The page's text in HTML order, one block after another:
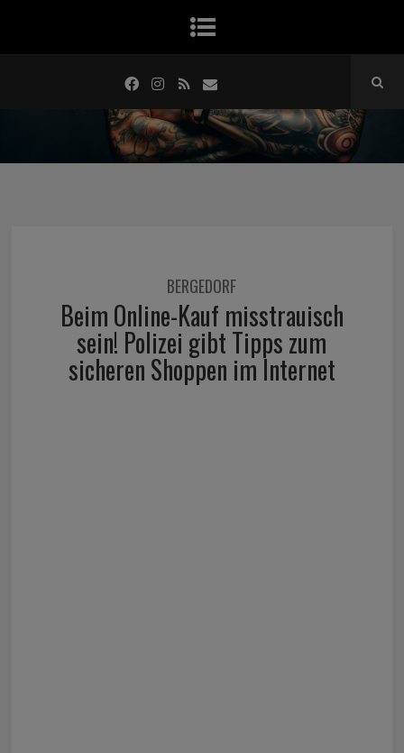
BERGEDORF
Beim Online-Kauf misstrauisch
sein! Polizei gibt Tipps zum
sicheren Shoppen im Internet